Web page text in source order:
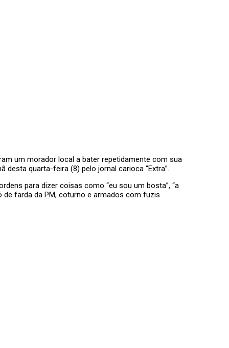
um morador local a bater repetidamente com sua
desta quarta-feira (8) pelo jornal carioca “Extra”.
para dizer coisas como “eu sou um bosta”, “a
de farda da PM, coturno e armados com fuzis